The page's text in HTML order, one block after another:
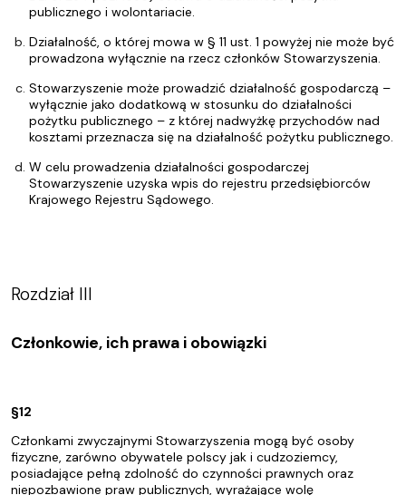
publicznego i wolontariacie.
Działalność, o której mowa w § 11 ust. 1 powyżej nie może być
prowadzona wyłącznie na rzecz członków Stowarzyszenia.
Stowarzyszenie może prowadzić działalność gospodarczą –
wyłącznie jako dodatkową w stosunku do działalności
pożytku publicznego – z której nadwyżkę przychodów nad
kosztami przeznacza się na działalność pożytku publicznego.
W celu prowadzenia działalności gospodarczej
Stowarzyszenie uzyska wpis do rejestru przedsiębiorców
Krajowego Rejestru Sądowego.
Rozdział III
Członkowie, ich prawa i obowiązki
§12
Członkami zwyczajnymi Stowarzyszenia mogą być osoby
fizyczne, zarówno obywatele polscy jak i cudzoziemcy,
posiadające pełną zdolność do czynności prawnych oraz
niepozbawione praw publicznych, wyrażające wolę